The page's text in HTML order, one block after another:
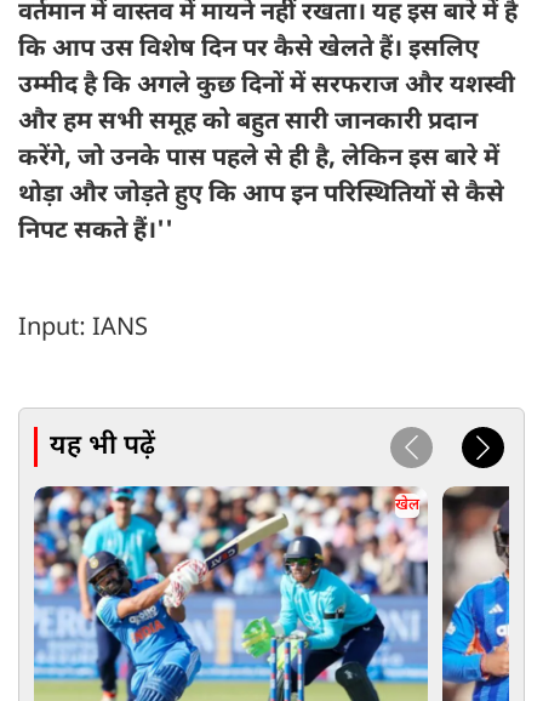
वर्तमान में वास्तव में मायने नहीं रखता। यह इस बारे में है
कि आप उस विशेष दिन पर कैसे खेलते हैं। इसलिए
उम्मीद है कि अगले कुछ दिनों में सरफराज और यशस्वी
और हम सभी समूह को बहुत सारी जानकारी प्रदान
करेंगे, जो उनके पास पहले से ही है, लेकिन इस बारे में
थोड़ा और जोड़ते हुए कि आप इन परिस्थितियों से कैसे
निपट सकते हैं।''
Input: IANS
यह भी पढ़ें
खेल